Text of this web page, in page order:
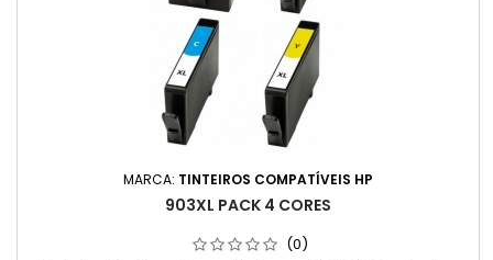
MARCA: TINTEIROS COMPATÍVEIS HP
903XL PACK 4 CORES
(0)